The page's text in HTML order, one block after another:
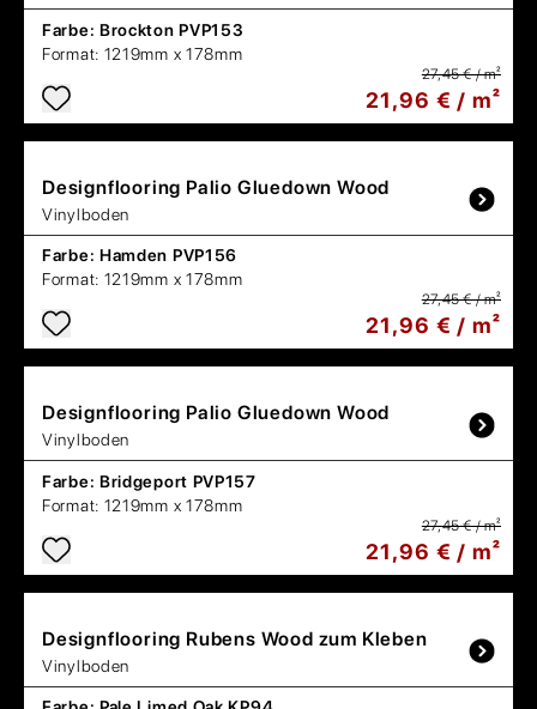
Farbe: Brockton PVP153
Format: 1219mm x 178mm
27,45 € / m²
21,96 € / m²
Designflooring Palio Gluedown Wood
Vinylboden
Farbe: Hamden PVP156
Format: 1219mm x 178mm
27,45 € / m²
21,96 € / m²
Designflooring Palio Gluedown Wood
Vinylboden
Farbe: Bridgeport PVP157
Format: 1219mm x 178mm
27,45 € / m²
21,96 € / m²
Designflooring Rubens Wood zum Kleben
Vinylboden